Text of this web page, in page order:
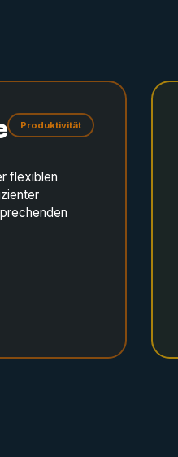
Produktivität
flexiblen